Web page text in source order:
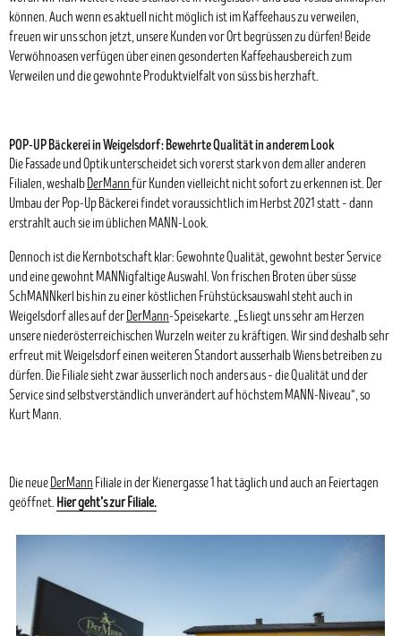
können. Auch wenn es aktuell nicht möglich ist im Kaffeehaus zu verweilen,
freuen wir uns schon jetzt, unsere Kunden vor Ort begrüssen zu dürfen! Beide
Verwöhnoasen verfügen über einen gesonderten Kaffeehausbereich zum
Verweilen und die gewohnte Produktvielfalt von süss bis herzhaft.
POP-UP Bäckerei in Weigelsdorf: Bewehrte Qualität in anderem Look
Die Fassade und Optik unterscheidet sich vorerst stark von dem aller anderen
Filialen, weshalbDerMannfür Kunden vielleicht nicht sofort zu erkennen ist. Der
Umbau der Pop-Up Bäckerei findet voraussichtlich im Herbst 2021 statt – dann
erstrahlt auch sie im üblichen MANN-Look.
Dennoch ist die Kernbotschaft klar: Gewohnte Qualität, gewohnt bester Service
und eine gewohnt MANNigfaltige Auswahl. Von frischen Broten über süsse
SchMANNkerl bis hin zu einer köstlichen Frühstücksauswahl steht auch in
Weigelsdorf alles auf derDerMann-Speisekarte. „Es liegt uns sehr am Herzen
unsere niederösterreichischen Wurzeln weiter zu kräftigen. Wir sind deshalb sehr
erfreut mit Weigelsdorf einen weiteren Standort ausserhalb Wiens betreiben zu
dürfen. Die Filiale sieht zwar äusserlich noch anders aus – die Qualität und der
Service sind selbstverständlich unverändert auf höchstem MANN-Niveau“, so
Kurt Mann.
Die neueDerMann Filiale in der Kienergasse 1 hat täglich und auch an Feiertagen
geöffnet. Hier geht’s zur Filiale.